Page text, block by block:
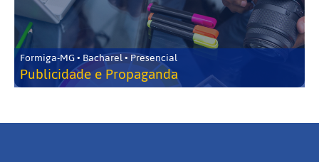
Formiga-MG • Bacharel • Presencial
Publicidade e Propaganda